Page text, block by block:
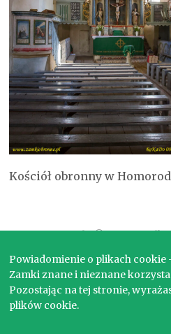
Kościół obronny w Homorod
Copyright © 2017.
Powiadomienie o plikach cookie
Zamki znane i nieznane
Pozostając na tej stronie,
plików cookie.